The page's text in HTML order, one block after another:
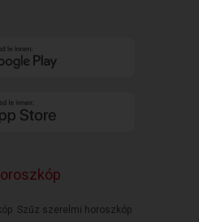
Szűz szerelmi horoszkóp